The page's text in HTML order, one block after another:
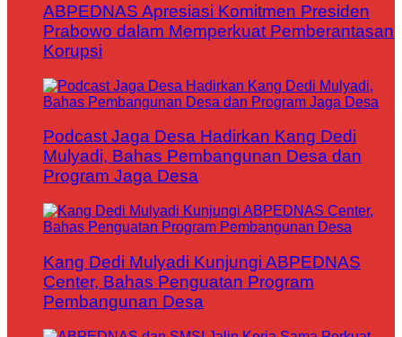
ABPEDNAS Apresiasi Komitmen Presiden
Prabowo dalam Memperkuat Pemberantasan
Korupsi
Podcast Jaga Desa Hadirkan Kang Dedi
Mulyadi, Bahas Pembangunan Desa dan
Program Jaga Desa
Kang Dedi Mulyadi Kunjungi ABPEDNAS
Center, Bahas Penguatan Program
Pembangunan Desa